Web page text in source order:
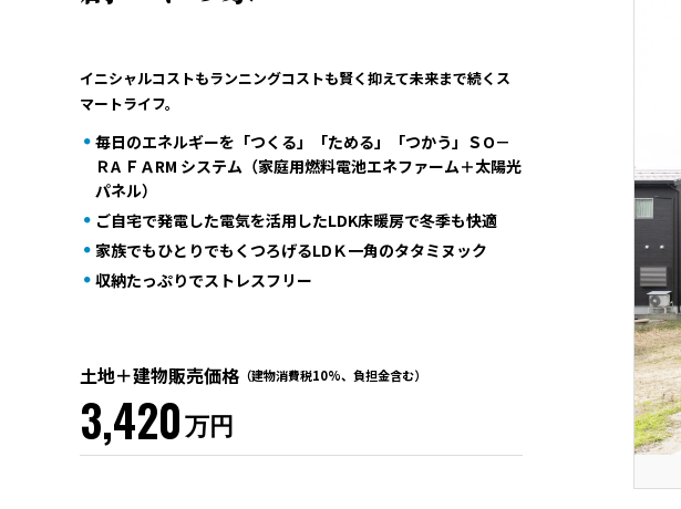
イニシャルコストもランニングコストも賢く抑えて未来まで続くス
マートライフ。
毎日のエネルギーを「つくる」「ためる」「つかう」ＳO－
ＲA ＦＡRM システム（家庭用燃料電池エネファーム＋太陽光
パネル）
ご自宅で発電した電気を活用したLDK床暖房で冬季も快適
家族でもひとりでもくつろげるLDＫ一角のタタミヌック
収納たっぷりでストレスフリー
土地＋建物販売価格 （建物消費税10%、負担金含む）
3,420万円